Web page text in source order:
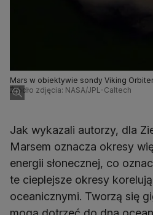
Mars w obiektywie sondy Viking Orbiter
Źródło zdjęcia: NASA/JPL-Caltech
Jak wykazali autorzy, dla
Marsem oznacza okresy
energii słonecznej, co
te cieplejsze okresy
oceanicznymi. Tworzą się